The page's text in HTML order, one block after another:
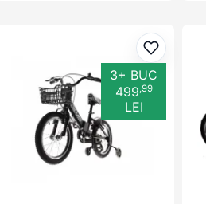
Adaugă
3+ BUC
499,99
LEI